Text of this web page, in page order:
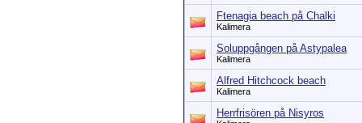
Ftenagia beach på Chalki
Kalimera
Soluppgången på Astypalea
Kalimera
Alfred Hitchcock beach
Kalimera
Herrfrisören på Nisyros